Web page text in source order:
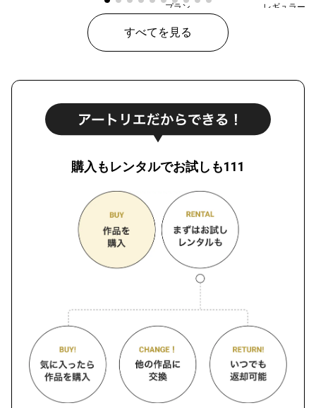
プラン
レギュラー
すべてを見る
購入もレンタルでお試しも111